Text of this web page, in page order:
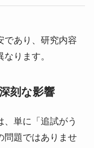
あり、研究内容
ります。
刻な影響
単に「追試がう
問題ではありませ